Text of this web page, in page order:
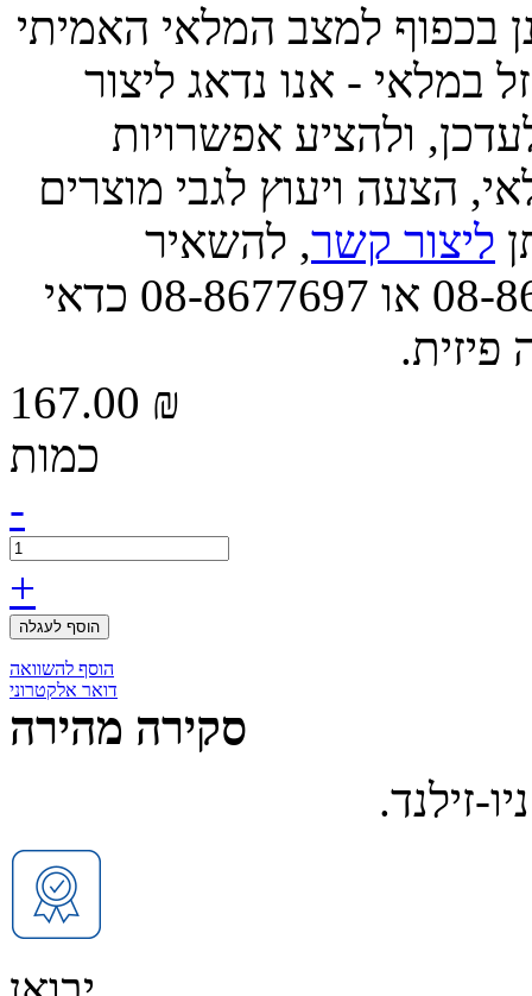
בכפוף למצב המלאי האמיתי
במלאי - אנו נדאג ליצור
ולהציע אפשרויות
הצעה ויעוץ לגבי מוצרים
ליצור קשר, להשאיר
הודעה, או לפנות אלינו בטל' 08-8677663 או 08-8677697 כדאי
פיזית.
167.00 ₪
כמות
-
+
הוסף לעגלה
הוסף להשוואה
דואר אלקטרוני
סקירה מהירה
זילנד.